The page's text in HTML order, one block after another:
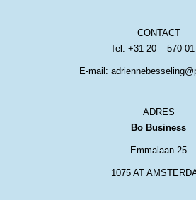
CONTACT
Tel: +31 20 – 570
E-mail:
ADRES
Bo Business
Emmalaan 25
1075 AT